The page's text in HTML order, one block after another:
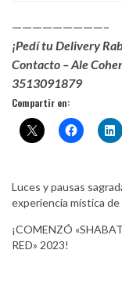
—————————–
¡Pedí tu Delivery
Contacto – Ale
3513091879
Compartir en:
Luces y pausas
experiencia mística de
¡COMENZÓ
RED» 2023!